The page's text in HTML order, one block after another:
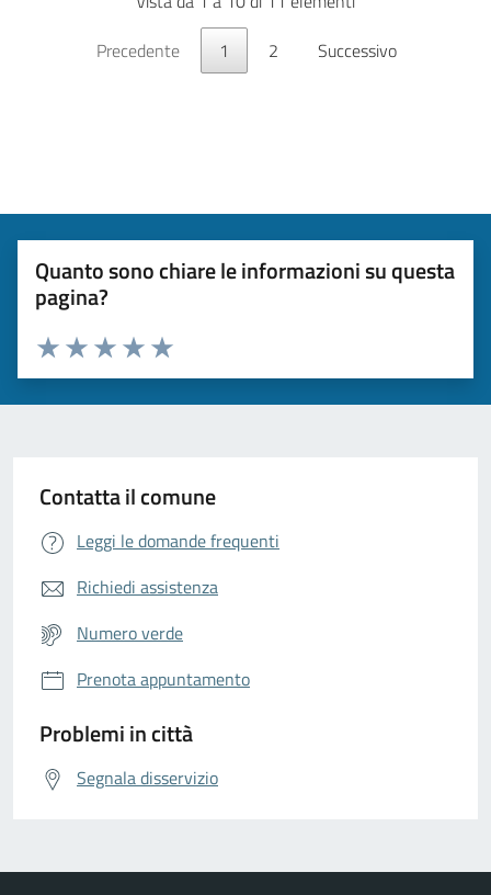
Precedente
1 2 Successivo
Quanto sono chiare le informazioni su questa
pagina?
Valuta da 1 a 5 stelle la pagina
Valuta 5 stelle su 5
Valuta 4 stelle su 5
Valuta 3 stelle su 5
Valuta 2 stelle su 5
Valuta 1 stelle su 5
Contatta il comune
Leggi le domande frequenti
Richiedi assistenza
Numero verde
Prenota appuntamento
Problemi in città
Segnala disservizio